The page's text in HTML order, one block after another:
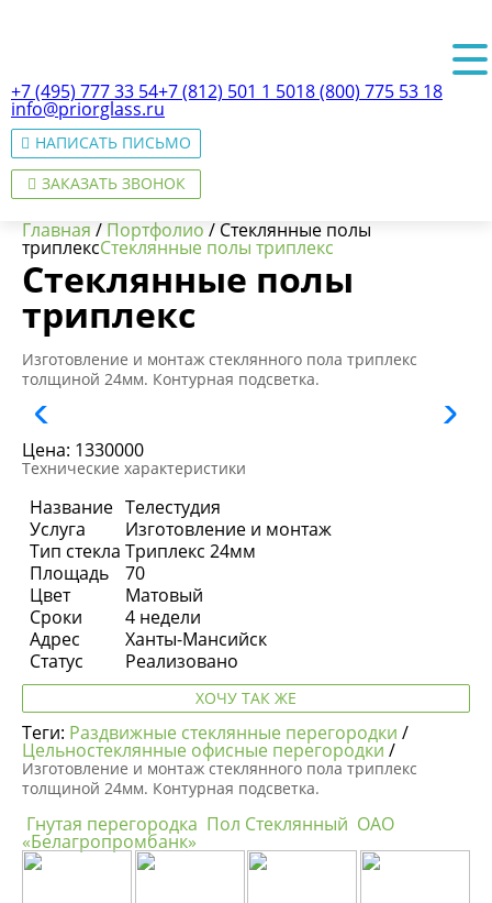
+7 (495) 777 33 54+7 (812) 501 1 5018 (800) 775 53 18
info@priorglass.ru
НАПИСАТЬ ПИСЬМО
ЗАКАЗАТЬ ЗВОНОК
О нас
Главная / Портфолио / Стеклянные полы
триплексСтеклянные полы триплекс
Стеклянные полы
триплекс
Изготовление и монтаж стеклянного пола триплекс
толщиной 24мм. Контурная подсветка.
Цена: 1330000
Технические характеристики
Название Телестудия
Услуга
Изготовление и монтаж
Тип стекла Триплекс 24мм
Площадь
70
Цвет
Матовый
Сроки
4 недели
Адрес
Ханты-Мансийск
Статус
Реализовано
ХОЧУ ТАК ЖЕ
Теги: Раздвижные стеклянные перегородки /
Цельностеклянные офисные перегородки /
Изготовление и монтаж стеклянного пола триплекс
толщиной 24мм. Контурная подсветка.
Гнутая перегородка Пол Стеклянный ОАО
«Белагропромбанк»